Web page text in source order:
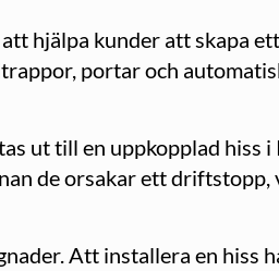
hjälpa kunder att skapa
portar och
ut till en uppkopplad
de orsakar ett
Att installera en hiss